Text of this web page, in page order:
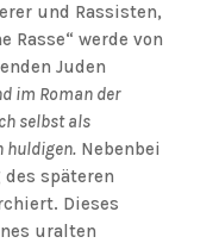
und Rassisten,
Rasse“ werde von
Juden
im Roman der
selbst als
huldigen.Nebenbei
späteren
Dieses
uralten